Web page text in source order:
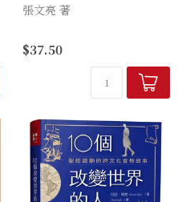
張文亮 著
（Charles Spurgeon,
1834-1892），開始在倫敦教
會擔任牧職，他的講道耕耘了
百萬人的心田；司布...
$37.50